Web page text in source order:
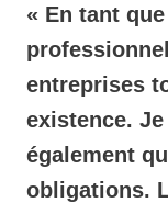
« En tant
entreprises
existence.
également
obligations.